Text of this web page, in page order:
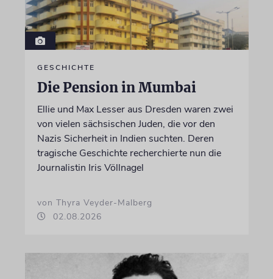
GESCHICHTE
Die Pension in Mumbai
Ellie und Max Lesser aus Dresden waren zwei
von vielen sächsischen Juden, die vor den
Nazis Sicherheit in Indien suchten. Deren
tragische Geschichte recherchierte nun die
Journalistin Iris Völlnagel
von Thyra Veyder-Malberg
02.08.2026